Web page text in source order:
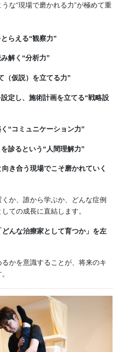
な“現場で磨かれる力”が極めて重
らえる“観察力”
解く“分析力”
（仮説）を立てる力”
定し、施術計画を立てる“戦略設
“コミュニケーション力”
診るという“人間理解力”
き合う現場でこそ磨かれていく
か、誰から学ぶか、どんな症例
ての成長に直結します。
どんな治療家として育つか」を左
かを意識することが、将来のキ